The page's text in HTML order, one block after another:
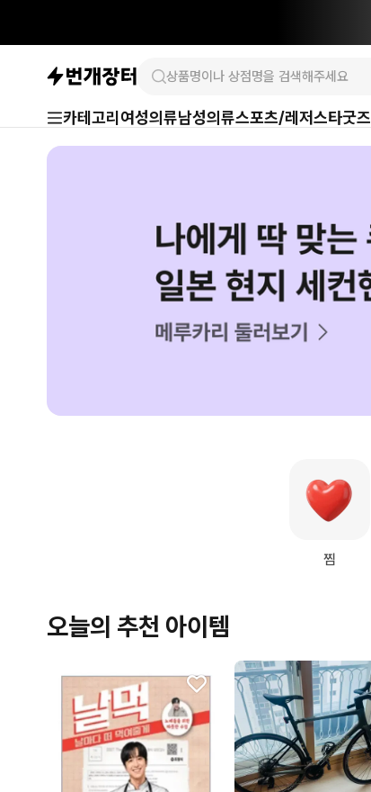
카테고리 여성의류남성의류스포츠/레저스타굿즈
찜
오늘의 추천 아이템